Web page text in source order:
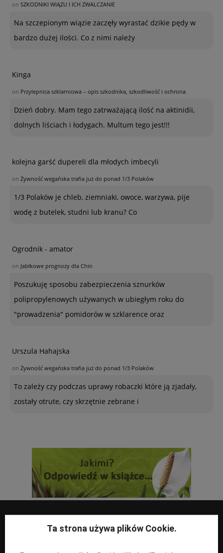
on SZKODNIKI WIĄZU I ICH ZWALCZANIE
Na szczepionym wiązie zaczęły wyrastać dzikie pędy w
bardzo dużej ilości. Co z nimi należy
Kinga
on Przylepnica szklarniowa – opis szkodnika, szkodliwość i ochrona
Dzień dobry. Mam tego zatrważającą ilość na aktinidii,
dolnych liściach i łodygach. Multum tego jest!!!
kolejna garść dupereli dla młodych imbecyli
on Żywność wegańska trafia już do ponad 1/3 Polaków
1/3 Polaków je chleb, ziemniaki, owoce, warzywa, pije
wodę z butelek, studni lub kranu? Co
Ogrodnik - amator
on Jabłkowe prognozy dla Chin
Poszukuję sposobu zabezpieczenia sznurków
polipropylenowych używanych w ubiegłym roku do
"prowadzenia" pomidorów w szklarence oraz
Urszula Hahajska
on Żywność wegańska trafia już do ponad 1/3 Polaków
To zależy czy podczas uprawy robaczki które ją zjadały,
zostały otrute, czy skrzętnie zebrane i
Ta strona używa plików Cookie.